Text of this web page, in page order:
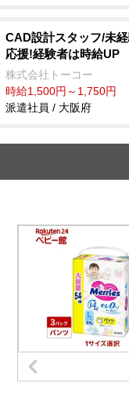
CAD設計スタッフ/未
応援!経験者は時給UP
株式会社トーコー
時給1,500円～1,750円
派遣社員 / 大阪府